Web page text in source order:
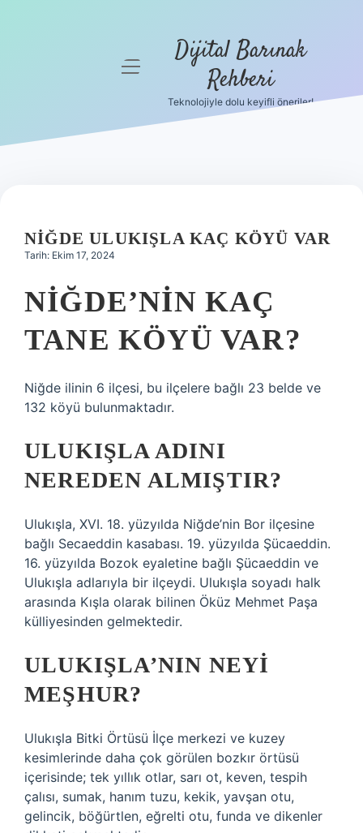
Hakkımızda
menüyü
Dijital Barınak
Rehberi
Teknolojiyle dolu keyifli öneriler!
NIĞDE ULUKIŞLA KAÇ KÖYÜ VAR
Tarih: Ekim 17, 2024
NIĞDE’NIN KAÇ
TANE KÖYÜ VAR?
Niğde ilinin 6 ilçesi, bu ilçelere bağlı 23 belde ve
132 köyü bulunmaktadır.
ULUKIŞLA ADINI
NEREDEN ALMIŞTIR?
Ulukışla, XVI. 18. yüzyılda Niğde’nin Bor ilçesine
bağlı Secaeddin kasabası. 19. yüzyılda Şücaeddin.
16. yüzyılda Bozok eyaletine bağlı Şücaeddin ve
Ulukışla adlarıyla bir ilçeydi. Ulukışla soyadı halk
arasında Kışla olarak bilinen Öküz Mehmet Paşa
külliyesinden gelmektedir.
ULUKIŞLA’NIN NEYI
MEŞHUR?
Ulukışla Bitki Örtüsü İlçe merkezi ve kuzey
kesimlerinde daha çok görülen bozkır örtüsü
içerisinde; tek yıllık otlar, sarı ot, keven, tespih
çalısı, sumak, hanım tuzu, kekik, yavşan otu,
gelincik, böğürtlen, eğrelti otu, funda ve dikenler